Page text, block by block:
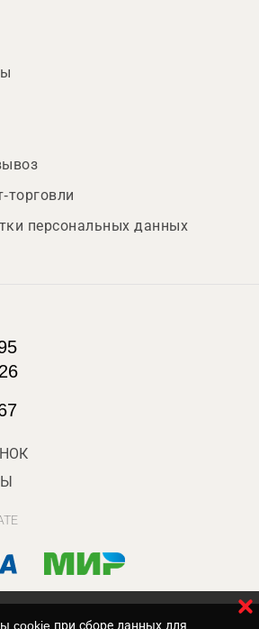
торговли
персональных данных
cookie при сборе данных для